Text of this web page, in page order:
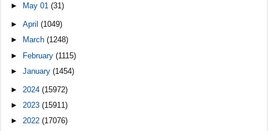
►
May 01(31)
►April(1049)
►
March(1248)
► February(1115)
►January(1454)
►2024(15972)
►2023(15911)
►2022(17076)